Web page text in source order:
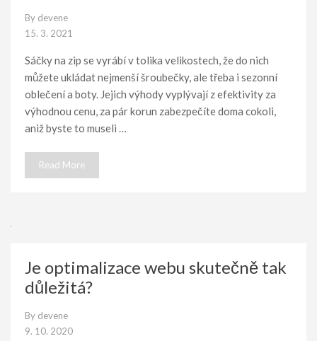
By devene
15. 3. 2021
Sáčky na zip se vyrábí v tolika velikostech, že do nich
můžete ukládat nejmenší šroubečky, ale třeba i sezonní
oblečení a boty. Jejich výhody vyplývají z efektivity za
výhodnou cenu, za pár korun zabezpečíte doma cokoli,
aniž byste to museli …
Read More
Je optimalizace webu skutečně tak
důležitá?
By devene
9. 10. 2020